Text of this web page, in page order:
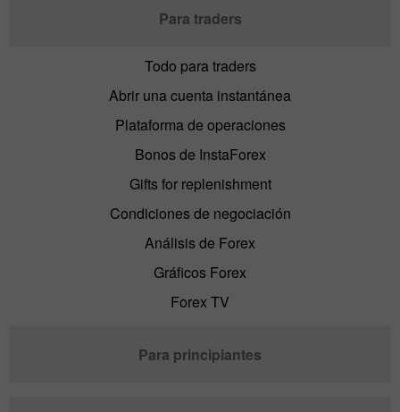
Para traders
Todo para traders
Abrir una cuenta instantánea
Plataforma de operaciones
Bonos de InstaForex
Gifts for replenishment
Condiciones de negociación
Análisis de Forex
Gráficos Forex
Forex TV
Para principiantes